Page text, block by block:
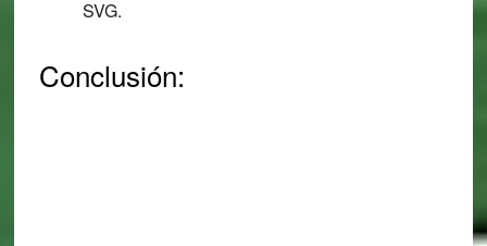
SVG.
Conclusión: